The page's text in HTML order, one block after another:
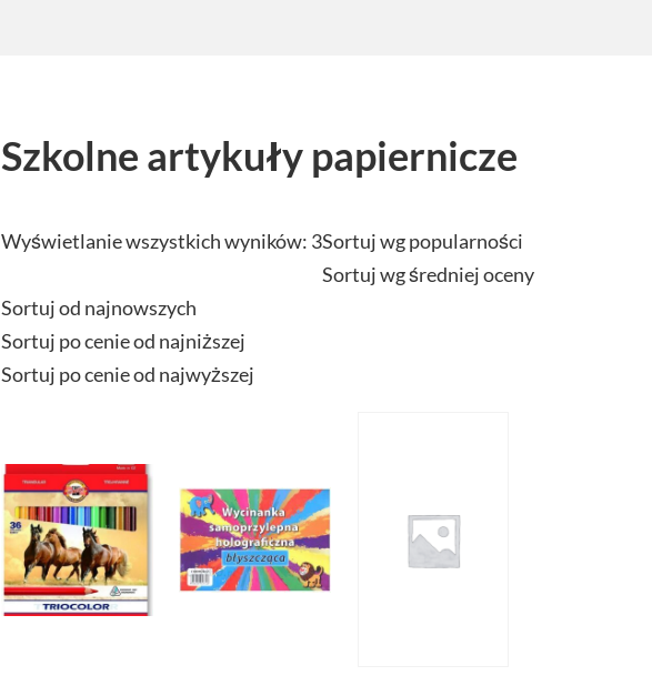
Szkolne artykuły papiernicze
Wyświetlanie wszystkich wyników: 3Sortuj wg popularności
Sortuj wg średniej oceny
Sortuj od najnowszych
Sortuj po cenie od najniższej
Sortuj po cenie od najwyższej